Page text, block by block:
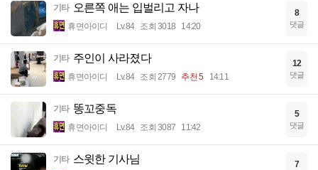
기타 오른쪽 애는 입벌리고 자나
휴면아이디 Lv.84 조회 3018 14:20
8
댓글
기타 주인이 사라졌다
휴면아이디 Lv.84 조회 2779 추천 5 14:11
12
댓글
기타 똥꼬중독
휴면아이디 Lv.84 조회 3087 11:42
5
댓글
기타 스윗한 기사님 7